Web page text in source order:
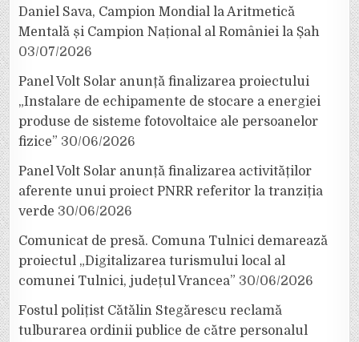
Daniel Sava, Campion Mondial la Aritmetică
Mentală și Campion Național al României la Șah
03/07/2026
Panel Volt Solar anunță finalizarea proiectului
„Instalare de echipamente de stocare a energiei
produse de sisteme fotovoltaice ale persoanelor
fizice” 30/06/2026
Panel Volt Solar anunță finalizarea activităților
aferente unui proiect PNRR referitor la tranziția
verde 30/06/2026
Comunicat de presă. Comuna Tulnici demarează
proiectul „Digitalizarea turismului local al
comunei Tulnici, județul Vrancea” 30/06/2026
Fostul polițist Cătălin Stegărescu reclamă
tulburarea ordinii publice de către personalul